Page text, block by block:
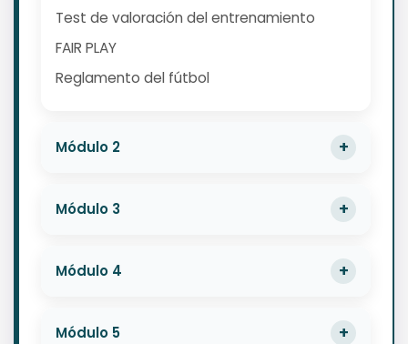
Test de valoración del entrenamiento
FAIR PLAY
Reglamento del fútbol
Módulo 2
Módulo 3
Módulo 4
Módulo 5